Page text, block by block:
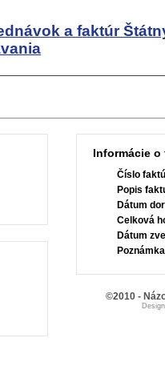
a faktúr
Informácie o
Číslo
Popis
Dátum
Celková
Dátum
©2010 -